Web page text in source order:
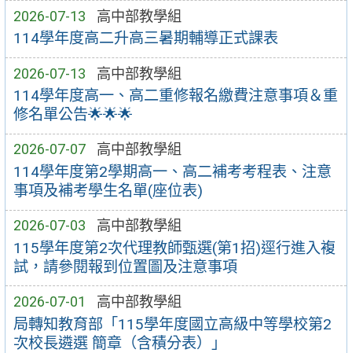
2026-07-13 高中部教學組
114學年度高二升高三暑期輔導正式課表
2026-07-13 高中部教學組
114學年度高一、高二重修報名繳費注意事項＆重
修名單公告🌟🌟🌟
2026-07-07 高中部教學組
114學年度第2學期高一、高二補考考程表、注意
事項及補考學生名單(座位表)
2026-07-03 高中部教學組
115學年度第2次代理教師甄選(第1招)逕行進入複
試，請參閱報到位置圖及注意事項
2026-07-01 高中部教學組
局轉知教育部「115學年度國立高級中等學校第2
次校長遴選 簡章（含積分表）」